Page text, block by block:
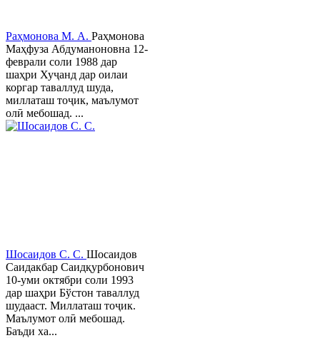
Раҳмонова М. А. Раҳмонова
Маҳфуза Абдуманоновна 12-
феврали соли 1988 дар
шаҳри Хуҷанд дар оилаи
коргар таваллуд шуда,
миллаташ тоҷик, маълумот
олӣ мебошад. ...
Шосаидов С. С. Шосаидов
Саидакбар Саидқурбонович
10-уми октябри соли 1993
дар шаҳри Бўстон таваллуд
шудааст. Миллаташ тоҷик.
Маълумот олӣ мебошад.
Баъди ха...